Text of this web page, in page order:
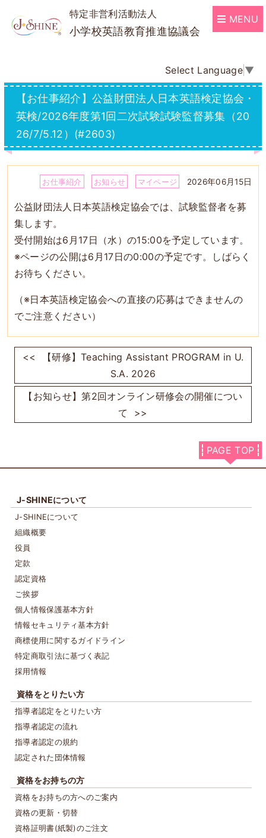
特定非営利活動法人
小学校英語教育推進協議会
Select Language ▼
MENU
【お仕事紹介】公益財団法人日本英語検定協会・
英検/2026年度第1回二次試験試験監督募集（20
26/7/5.12）(#2603)
お仕事紹介 お知らせ マイページ 2026年06月15日
公益財団法人日本英語検定協会では、試験監督者を募
集します。
受付開始は6月17日（水）の15:00を予定しています。
※ページの公開は6月17日の0:00の予定です。しばらく
お待ちください。
（※日本英語検定協会への直接の応募はできませんの
でご注意ください）
<<
【研修】Teaching Assistant PROGRAM in U.
S.A. 2026
【お知らせ】第2回オンライン研修会の開催につい
て
>>
PAGE TOP
J-SHINEについて
J-SHINEについて
組織概要
役員
定款
認定資格
ご挨拶
個人情報保護基本方針
情報セキュリティ基本方針
商標使用に関するガイドライン
特定商取引法に基づく表記
採用情報
資格をとりたい方
指導者認定をとりたい方
指導者認定の流れ
指導者認定の規約
認定された団体情報
資格をお持ちの方
資格をお持ちの方へのご案内
資格の更新・切替
資格証明書(紙製)のご注文